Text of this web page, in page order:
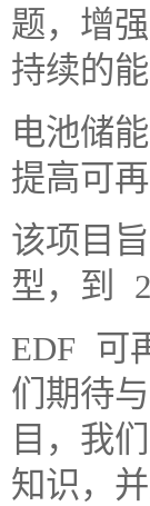
题，增
持续的
电池储
提高可
该项目
型，到
EDF 可
们期待
目，我
知识，